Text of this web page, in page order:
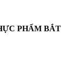
PHẨM BẮT